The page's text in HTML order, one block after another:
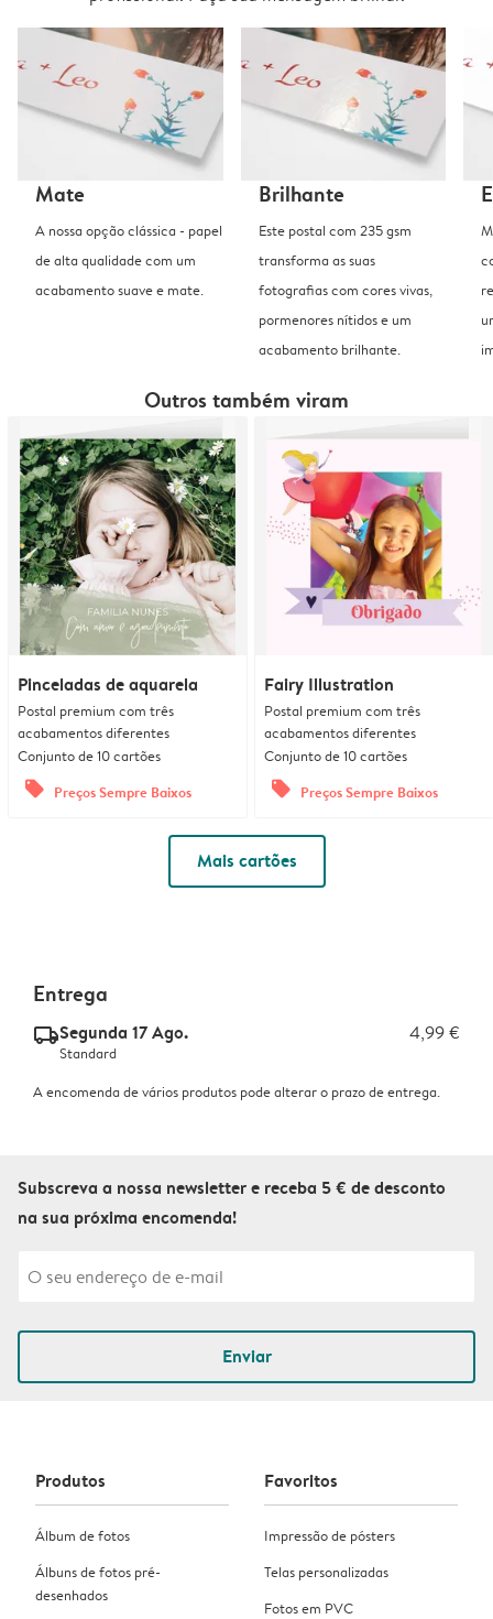
Mate
A nossa opção clássica - papel
de alta qualidade com um
acabamento suave e mate.
Brilhante
Este postal com 235 gsm
transforma as suas
fotografias com cores vivas,
pormenores nítidos e um
acabamento brilhante.
Outros também viram
Pinceladas de aquarela
Postal premium com três
acabamentos diferentes
Conjunto de 10 cartões
offers Preços Sempre Baixos
Fairy Illustration
Postal premium com três
acabamentos diferentes
Conjunto de 10 cartões
offers Preços Sempre Baixos
Mais cartões
Entrega
delivery_standard_v2Segunda 17 Ago. 4,99 €
Standard
A encomenda de vários produtos pode alterar o prazo de entrega.
Subscreva a nossa newsletter e receba 5 € de desconto
na sua próxima encomenda!
Enviar
Produtos
Álbum de fotos
Álbuns de fotos pré-
desenhados
Favoritos
Impressão de pósters
Telas personalizadas
Fotos em PVC